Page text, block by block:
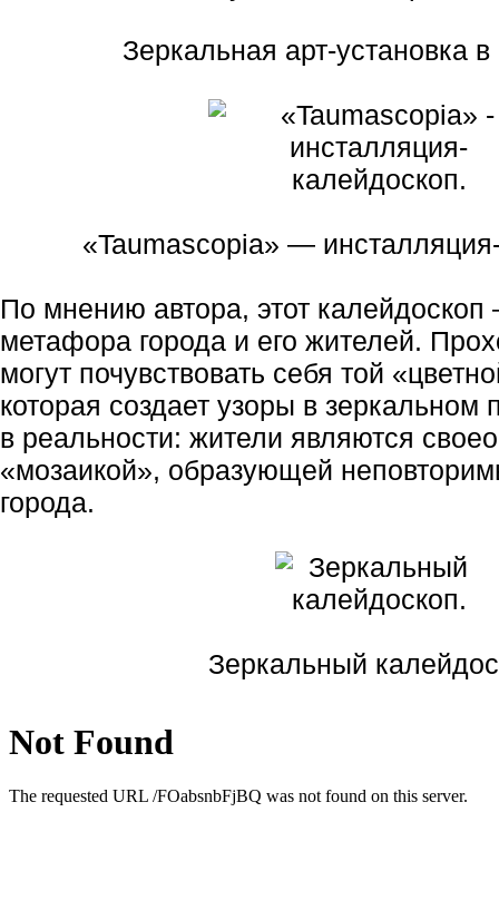
Зеркальная арт-установка
«Taumascopia» —
По мнению автора, этот калейдоскоп
метафора города и его жителей.
могут почувствовать себя той
которая создает узоры в зеркальном
в реальности: жители являются
«мозаикой», образующей
города.
Зеркальный